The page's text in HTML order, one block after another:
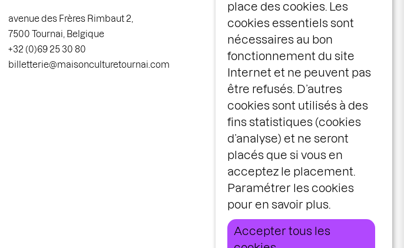
place des cookies. Les
cookies essentiels sont
nécessaires au bon
fonctionnement du site
Internet et ne peuvent pas
être refusés. D’autres
cookies sont utilisés à des
fins statistiques (cookies
d’analyse) et ne seront
placés que si vous en
acceptez le placement.
Paramétrer les cookies
pour en savoir plus.
Accepter tous les
avenue des Frères Rimbaut 2,
7500 Tournai, Belgique
+32 (0)69 25 30 80
billetterie@maisonculturetournai.com
Navigation
principale
programme
calendrier
avec vous
la maison
le centre scénique
infos pratiques
billetterie
espace pros &
publics
idées cadeaux
stages & ateliers